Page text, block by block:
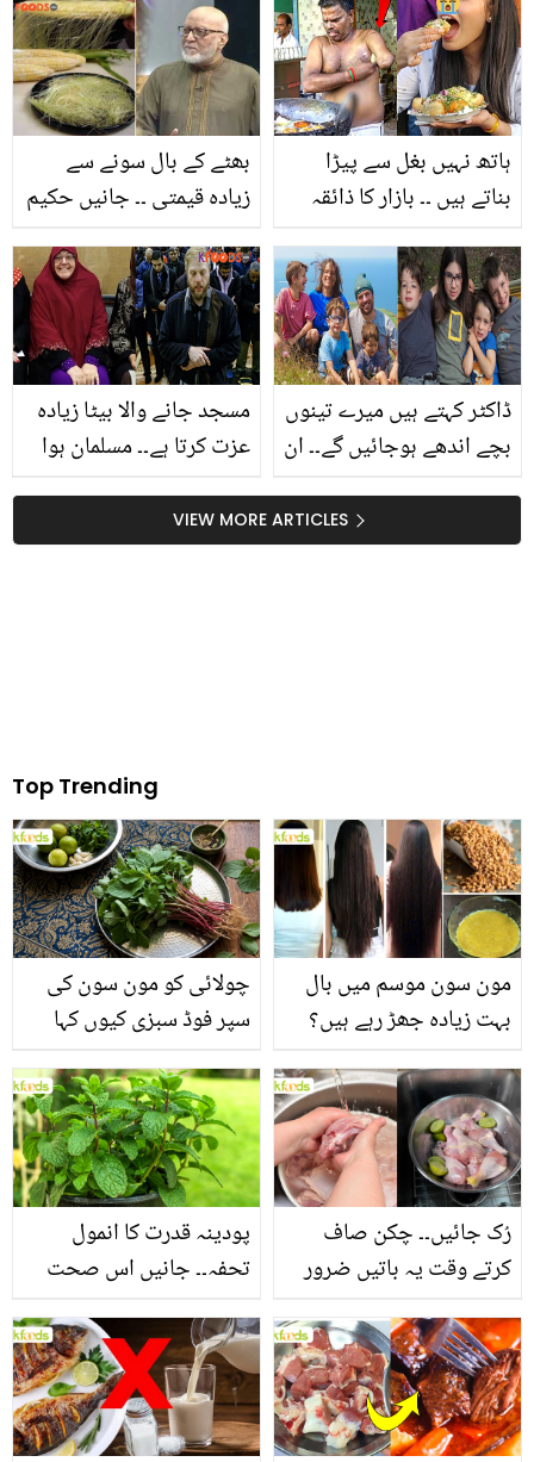
کیا کیا کہ بچوں سمیت سب
کے لیئے مثال بن گئی؟
کی طرف اشارہ ہے؟
بھٹے کے بال سونے سے
زیادہ قیمتی ۔۔ جانیں حکیم
کے بال کا کون سا بہترین
نسخہ بتایا؟ جو ہزاروں کی
دوائی سے بہتر ہے
ہاتھ نہیں بغل سے پیڑا
بناتے ہیں ۔۔ بازار کا ذائقہ
بھی کرتے ہیں، دیکھیں
ویڈیو
مسجد جانے والا بیٹا زیادہ
عزت کرتا ہے۔۔ مسلمان ہوا
بیٹے کے اسلام قبول کرنے
سے ناراض ماں باپ اب
ڈاکٹر کہتے ہیں میرے تینوں
بچے اندھے ہوجائیں گے۔۔ ان
ہے؟ بچوں کے اندھے ہونے
سے پہلے انھیں دنیا دکھانے
VIEW MORE ARTICLES
Top Trending
چولائی کو مون سون کی
سپر فوڈ سبزی کیوں کہا
منرلز اور اینٹی آکسیڈنٹس
سے بھرپور اس سبزی کے
فائدے
مون سون موسم میں بال
بہت زیادہ جھڑ رہے ہیں؟
بنانے کے چند قدرتی طریقے
پودینہ قدرت کا انمول
تحفہ۔۔ جانیں اس صحت
انگیز طبی فوائد
رُک جائیں۔۔ چکن صاف
کرتے وقت یہ باتیں ضرور